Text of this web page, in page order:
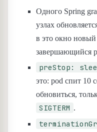
Одного Spring
узлах
в это окно
завершающийся
preStop:
это: pod спит 10
обновиться,
SIGTERM .